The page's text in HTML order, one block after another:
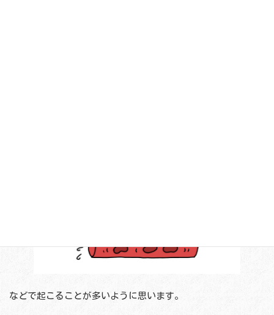
などで起こることが多いように思います。